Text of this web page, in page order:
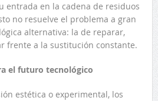
entrada en la cadena de residuos
no resuelve el problema a gran
alternativa: la de reparar,
frente a la sustitución constante.
el futuro tecnológico
estética o experimental, los